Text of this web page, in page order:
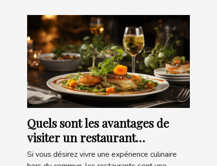
Quels sont les avantages de
visiter un restaurant
gastronomique ?
Si vous désirez vivre une expérience culinaire